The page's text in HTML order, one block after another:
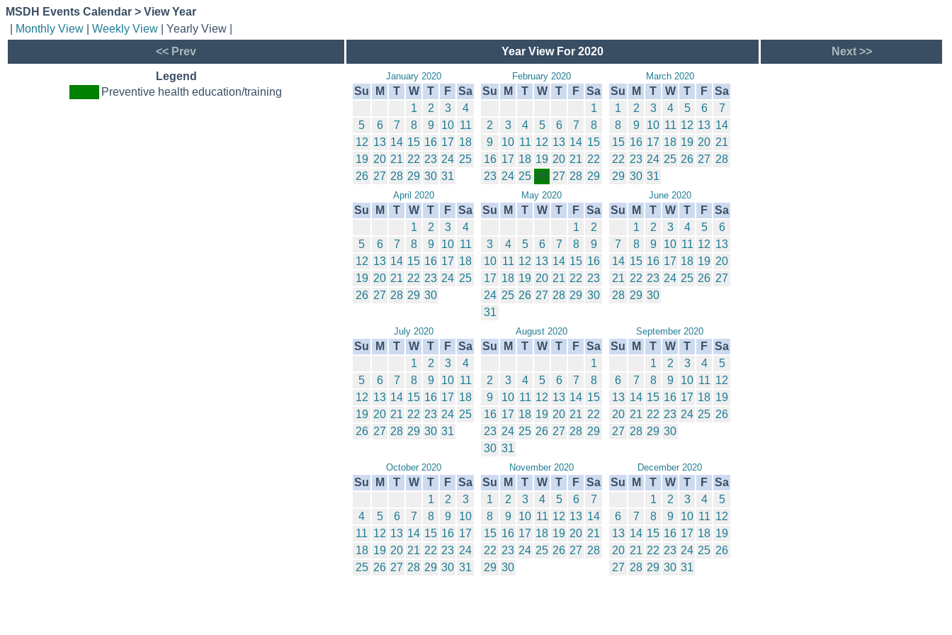
MSDH Events Calendar > View Year
Monthly View Weekly View | Yearly View |
<< Prev
Year View For 2020 Next >>
Legend
Preventive health education/training
January 2020
Su M T W T F Sa
1
2 3
4
5
6 7 8 9 10 11
12 13 14 15 16 17 18
19 20 21 22 23 24 25
26 27 28 29 30 31
February 2020
Su M T W T F Sa
1
2
3 4 5 6 7
8
9
10 11 12 13 14 15
16 17 18 19 20 21 22
23 24 25 26 27 28 29
March 2020
Su M T W T F Sa
1
2 3 4 5 6
7
8
9 10 11 12 13 14
15 16 17 18 19 20 21
22 23 24 25 26 27 28
29 30 31
April 2020
Su M T W T F Sa
1
2 3
4
5
6 7 8 9 10 11
12 13 14 15 16 17 18
19 20 21 22 23 24 25
26 27 28 29 30
May 2020
Su M T W T F Sa
1
2
3
4 5 6 7 8
9
10 11 12 13 14 15 16
17 18 19 20 21 22 23
24 25 26 27 28 29 30
31
June 2020
Su M T W T F Sa
1
2 3 4 5
6
7
8 9 10 11 12 13
14 15 16 17 18 19 20
21 22 23 24 25 26 27
28 29 30
July 2020
Su M T W T F Sa
1
2 3
4
5
6 7 8 9 10 11
12 13 14 15 16 17 18
19 20 21 22 23 24 25
26 27 28 29 30 31
August 2020
Su M T W T F Sa
1
2
3 4 5 6 7
8
9
10 11 12 13 14 15
16 17 18 19 20 21 22
23 24 25 26 27 28 29
30 31
September 2020
Su M T W T F Sa
1
2 3 4
5
6
7 8 9 10 11 12
13 14 15 16 17 18 19
20 21 22 23 24 25 26
27 28 29 30
October 2020
Su M T W T F Sa
1
2
3
4
5 6 7 8 9
10
11 12 13 14 15 16 17
18 19 20 21 22 23 24
25 26 27 28 29 30 31
November 2020
Su M T W T F Sa
1
2 3 4 5 6
7
8
9 10 11 12 13 14
15 16 17 18 19 20 21
22 23 24 25 26 27 28
29 30
December 2020
Su M T W T F Sa
1
2 3 4
5
6
7 8 9 10 11 12
13 14 15 16 17 18 19
20 21 22 23 24 25 26
27 28 29 30 31